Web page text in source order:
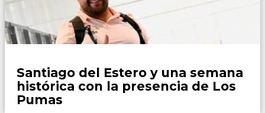
Santiago del Estero y una semana
histórica con la presencia de Los
Pumas